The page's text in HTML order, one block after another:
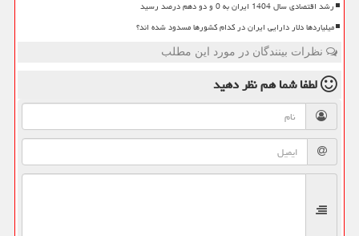
رشد اقتصادی سال 1404 ایران به 0 و دو دهم درصد رسید
میلیاردها دلار دارایی ایران در کدام کشورها مسدود شده اند؟
نظرات بینندگان در مورد این مطلب
لطفا شما همنظر دهید